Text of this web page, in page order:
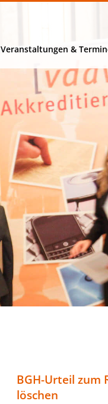
Veranstaltungen &
BGH-Urteil zum
löschen